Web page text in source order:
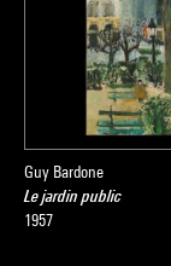
Guy Bardone
Le jardin public
1957